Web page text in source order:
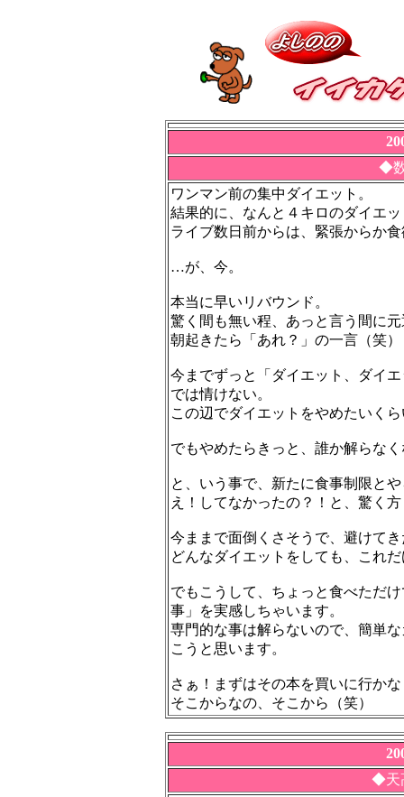
◆
ワンマン前の集中ダイエット。
結果的に、なんと４キロのダイエ
ライブ数日前からは、緊張からか
…が、今。
本当に早いリバウンド。
驚く間も無い程、あっと言う間に
朝起きたら「あれ？」の一言（笑）
今までずっと「ダイエット、ダイ
では情けない。
この辺でダイエットをやめたいく
でもやめたらきっと、誰か解らな
と、いう事で、新たに食事制限と
え！してなかったの？！と、驚く
今ままで面倒くさそうで、避けて
どんなダイエットをしても、これ
でもこうして、ちょっと食べただ
事」を実感しちゃいます。
専門的な事は解らないので、簡単
こうと思います。
さぁ！まずはその本を買いに行か
そこからなの、そこから（笑）
◆天